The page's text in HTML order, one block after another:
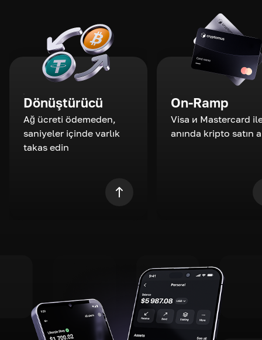
Dönüştürücü
Ağ ücreti ödemeden,
saniyeler içinde varlık
takas edin
On-Ramp
Visa и Mastercard
anında kripto satın